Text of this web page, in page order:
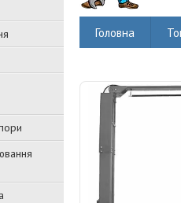
Головна